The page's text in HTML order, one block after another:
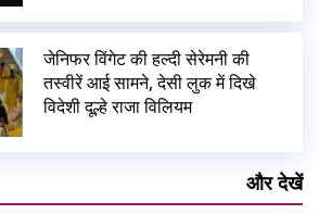
जेनिफर विंगेट की हल्दी सेरेमनी की
तस्वीरें आई सामने, देसी लुक में दिखे
विदेशी दूल्हे राजा विलियम
और देखें